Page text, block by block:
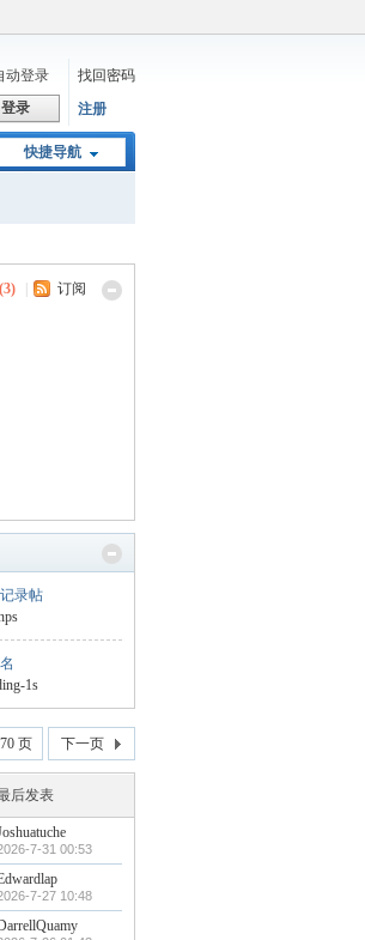
动登录
找回密码
登录 注册
快捷导航
(3) 订阅
录帖
1s
页 下一页
后发表
7-31 00:53
7-27 10:48